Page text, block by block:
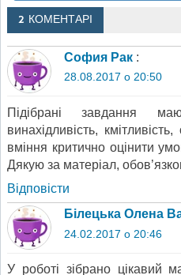
2 КОМЕНТАРІ
София Рак :
28.08.2017 о 20:50
Підібрані завдання
винахідливість,
вміння критично оцінити
Дякую за матеріал,
Відповіcти
Білецька Олена
24.02.2017 о 20:46
У роботі зібрано цікавий